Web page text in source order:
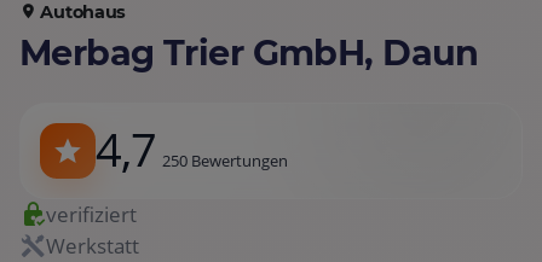
Autohaus
Merbag Trier GmbH, Daun
4,7 250 Bewertungen
verifiziert
Werkstatt